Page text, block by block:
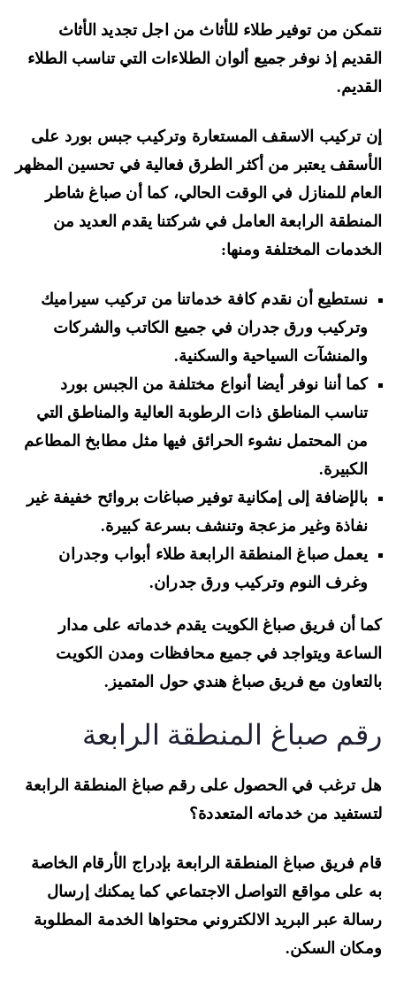
من توفير طلاء للأثاث من اجل تجديد الأثاث
إذ نوفر جميع ألوان الطلاءات التي تناسب الطلاء
تركيب الاسقف المستعارة وتركيب جبس بورد على
يعتبر من أكثر الطرق فعالية في تحسين المظهر
للمنازل في الوقت الحالي، كما أن صباغ شاطر
الرابعة العامل في شركتنا يقدم العديد من
المختلفة ومنها:
نستطيع أن نقدم كافة خدماتنا من تركيب سيراميك
وتركيب ورق جدران في جميع الكاتب والشركات
والمنشآت السياحية والسكنية.
كما أننا نوفر أيضا أنواع مختلفة من الجبس بورد
تناسب المناطق ذات الرطوبة العالية والمناطق التي
من المحتمل نشوء الحرائق فيها مثل مطابخ المطاعم
الكبيرة.
بالإضافة إلى إمكانية توفير صباغات بروائح خفيفة غير
نفاذة وغير مزعجة وتنشف بسرعة كبيرة.
يعمل صباغ المنطقة الرابعة طلاء أبواب وجدران
وغرف النوم وتركيب ورق جدران.
أن فريق صباغ الكويت يقدم خدماته على مدار
ويتواجد في جميع محافظات ومدن الكويت
مع فريق صباغ هندي حول المتميز.
صباغ المنطقة الرابعة
ترغب في الحصول على رقم صباغ المنطقة الرابعة
من خدماته المتعددة؟
فريق صباغ المنطقة الرابعة بإدراج الأرقام الخاصة
على مواقع التواصل الاجتماعي كما يمكنك إرسال
عبر البريد الالكتروني محتواها الخدمة المطلوبة
السكن.